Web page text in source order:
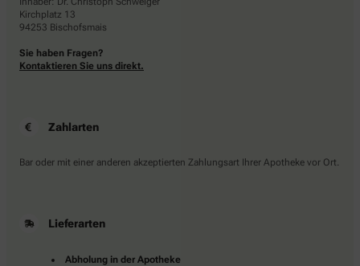
Kirchplatz 13
94253 Bischofsmais
Sie haben Fragen?
Kontaktieren Sie uns direkt.
Zahlarten
Bar oder mit einer anderen akzeptierten Zahlungsart Ihrer Apotheke vor Ort.
Lieferarten
Abholung in der Apotheke